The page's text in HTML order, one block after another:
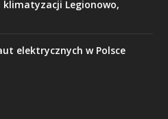
klimatyzacji Legionowo,
elektrycznych w Polsce